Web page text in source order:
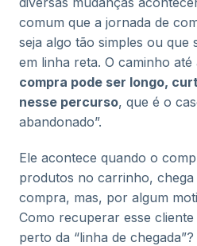
comum que a jornada de
seja algo tão simples ou que
em linha reta. O caminho até
compra pode ser longo,
nesse percurso, que é o
abandonado”.
Ele acontece quando o
produtos no carrinho, chega
compra, mas, por algum
Como recuperar esse
perto da “linha de